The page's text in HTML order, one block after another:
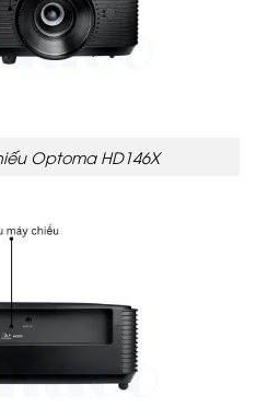
Optoma HD146X